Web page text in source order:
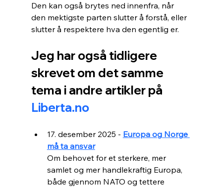
Den kan også brytes ned innenfra, når
den mektigste parten slutter å forstå, eller
slutter å respektere hva den egentlig er.
Jeg har også tidligere
skrevet om det samme
tema i andre artikler på
Liberta.no
17. desember 2025 - Europa og Norge
må ta ansvar
Om behovet for et sterkere, mer
samlet og mer handlekraftig Europa,
både gjennom NATO og tettere